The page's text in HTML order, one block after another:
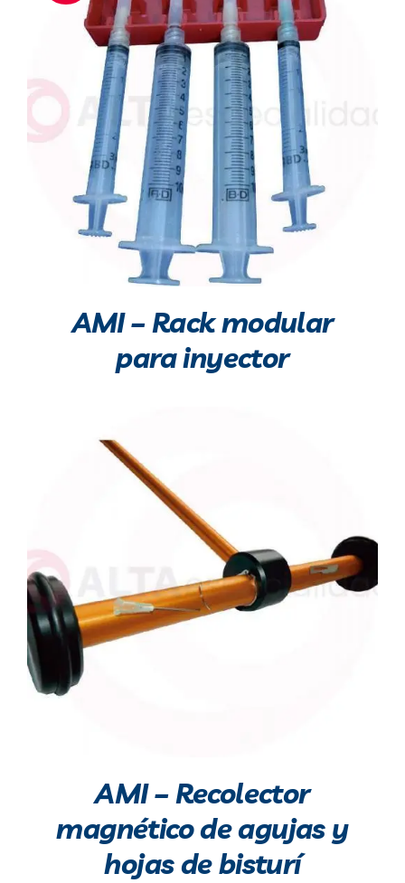
Blog
Contacto
AMI – Rack modular
para inyector
AMI – Recolector
magnético de agujas y
hojas de bisturí